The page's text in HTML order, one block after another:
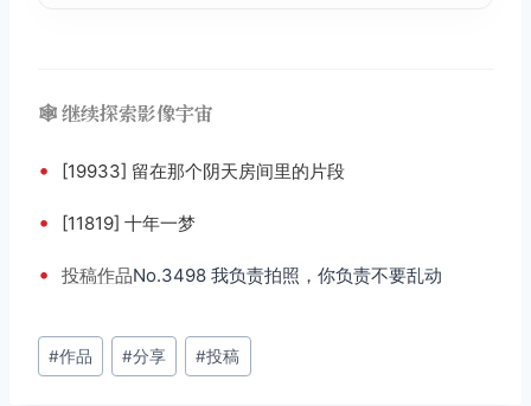
🕸️ 继续探索影像宇宙
• [19933] 留在那个阴天房间里的片段
• [11819] 十年一梦
• 投稿作品No.3498 我负责拍照，你负责不要乱动
文
章
#作品 #分享 #投稿